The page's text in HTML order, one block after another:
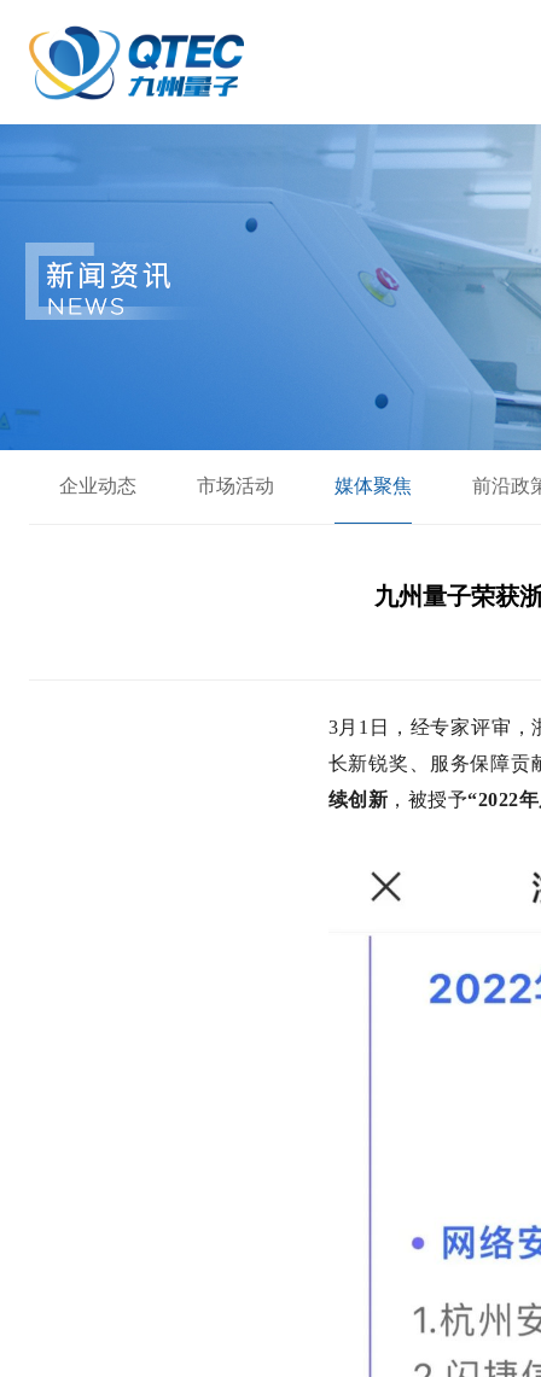
企业动态 市场活动 媒体聚焦 前沿政
九州量子荣获
3月1日，经专家评审，
长新锐奖、服务保障贡
续创新 ，被授予“2022